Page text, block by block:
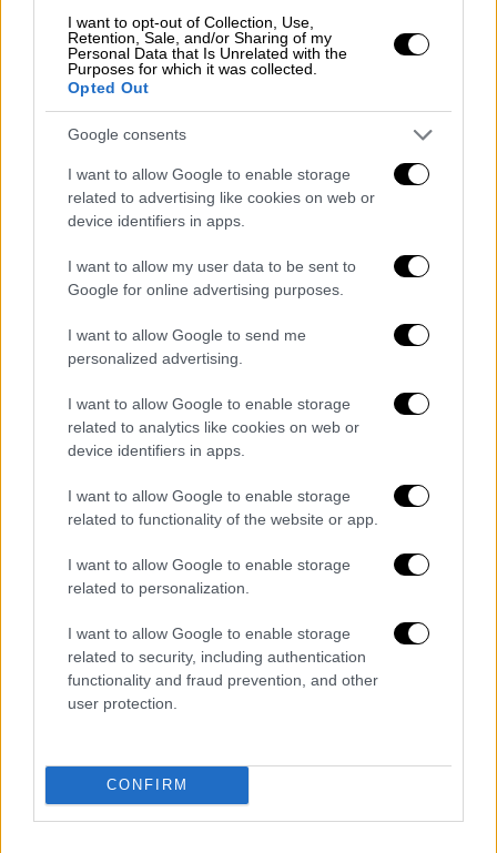
I want to opt-out of Collection, Use,
Retention, Sale, and/or Sharing of my
Personal Data that Is Unrelated with the
Purposes for which it was collected.
Opted Out
Google consents
I want to allow Google to enable storage
related to advertising like cookies on web or
device identifiers in apps.
I want to allow my user data to be sent to
Google for online advertising purposes.
I want to allow Google to send me
personalized advertising.
I want to allow Google to enable storage
related to analytics like cookies on web or
device identifiers in apps.
I want to allow Google to enable storage
related to functionality of the website or app.
I want to allow Google to enable storage
related to personalization.
I want to allow Google to enable storage
related to security, including authentication
functionality and fraud prevention, and other
user protection.
CONFIRM
Τα όπλα με τα οποία εισέβαλε ο
19χρονος στο σχολείο
Σύμφωνα με την
συνελήφθη στο πλαίσιο του αυτοφώρου, από
αστυνομικούς τηςΆμεσης Δράσης, που
μετέβησαν άμεσα στο σχολικό συγκρότημα
και τον εντόπισαν σε έναν υπόγειο χώρο.
Μάλιστα, στην προσπάθειά τους να τον
ακινητοποιήσουν, ο 19χρονος
προσπάθησε
να τους πλήξει με μαχαίρι χωρίς να τα
συνέλαβαν και τον οδήγησαν στο
Τμήμα
Ασφαλείας Αγίου Παντελεήμονα.
Σε έρευνα που έγινε, είχε στην κατοχή του
μαχαίρια, ένασφυρί, και6,5 γραμμ.
ότι σε βάρος του σχηματίστηκεδικογραφία
για απόπειρα ανθρωποκτονίας κατά συρροή,
διατάραξη οικιακής ειρήνης και παράβαση
των νόμων περί όπλων και περί
εξαρτησιογόνων ουσιών.
Συνελήφθη 19χρονος ημεδαπός που
επιτέθηκε και τραυμάτισε με σφυρί 18χρονο